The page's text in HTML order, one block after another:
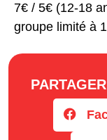
7€ / 5€ (12-18
groupe limité à